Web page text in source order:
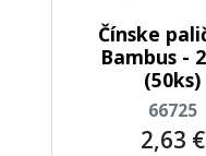
Čínske
Bambus -
(50ks)
66725
2,63 €